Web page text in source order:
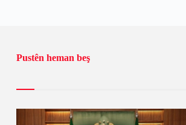
Pustên heman beş